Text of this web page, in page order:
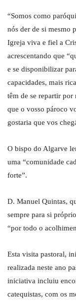
“Somos como
nós der de si mesmo
Igreja viva e fiel a
acrescentando que
e se disponibilizar
capacidades, mais
têm de se repartir por
que o vosso pároco
gostaria que vos
O bispo do Algarve
uma “comunidade
forte”.
D. Manuel Quintas,
sempre para si
“por todo o
Esta visita pastoral,
realizada neste ano
iniciativa incluiu
catequistas, com os